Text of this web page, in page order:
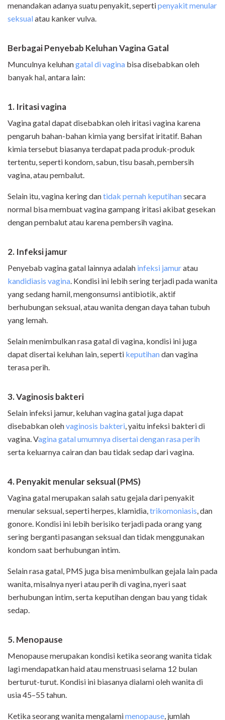
menandakan adanya suatu penyakit, sepertipenyakit menular
seksualatau kanker vulva.
Berbagai Penyebab Keluhan Vagina Gatal
Munculnya keluhangatal di vagina bisa disebabkan oleh
banyak hal, antara lain:
1. Iritasi vagina
Vagina gatal dapat disebabkan oleh iritasi vagina karena
pengaruh bahan-bahan kimia yang bersifat iritatif. Bahan
kimia tersebut biasanya terdapat pada produk-produk
tertentu, seperti kondom, sabun, tisu basah, pembersih
vagina, atau pembalut.
Selain itu, vagina kering dantidak pernah keputihansecara
normal bisa membuat vagina gampang iritasi akibat gesekan
dengan pembalut atau karena pembersih vagina.
2. Infeksi jamur
Penyebab vagina gatal lainnya adalah infeksi jamuratau
kandidiasis vagina. Kondisi ini lebih sering terjadi pada wanita
yang sedang hamil, mengonsumsi antibiotik, aktif
berhubungan seksual, atau wanita dengan daya tahan tubuh
yang lemah.
Selain menimbulkan rasa gatal di vagina, kondisi ini juga
dapat disertai keluhan lain, seperti keputihandan vagina
terasa perih.
3. Vaginosis bakteri
Selain infeksi jamur, keluhan vagina gatal juga dapat
disebabkan olehvaginosis bakteri, yaitu infeksi bakteri di
vagina. Vagina gatal umumnya disertai dengan rasa perih
serta keluarnya cairan dan bau tidak sedap dari vagina.
4. Penyakit menular seksual (PMS)
Vagina gatal merupakan salah satu gejala dari penyakit
menular seksual, seperti herpes, klamidia,trikomoniasis, dan
gonore. Kondisi ini lebih berisiko terjadi pada orang yang
sering berganti pasangan seksual dan tidak menggunakan
kondom saat berhubungan intim.
Selain rasa gatal, PMS juga bisa menimbulkan gejala lain pada
wanita, misalnya nyeri atau perih di vagina, nyeri saat
berhubungan intim, serta keputihan dengan bau yang tidak
sedap.
5. Menopause
Menopause merupakan kondisi ketika seorang wanita tidak
lagi mendapatkan haid atau menstruasi selama 12 bulan
berturut-turut. Kondisi ini biasanya dialami oleh wanita di
usia 45–55 tahun.
Ketika seorang wanita mengalamimenopause, jumlah